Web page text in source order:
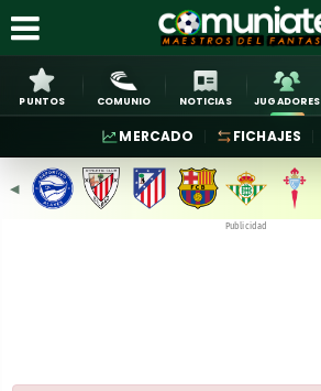
PUNTOS COMUNIO NOTICIAS JUGADORES
MERCADO FICHAJES
◀︎
Publicidad